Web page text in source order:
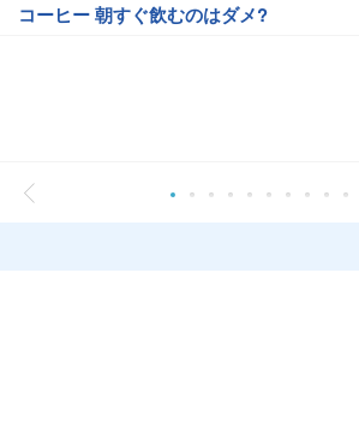
コーヒー 朝すぐ飲むのはダメ?